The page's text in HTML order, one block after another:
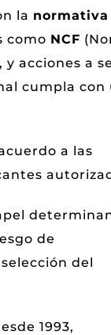
la normativa
como NCF
acciones a
cumpla con
a las
de
del
1993,